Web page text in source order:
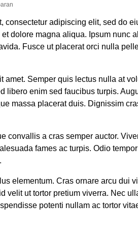
consectetur adipiscing elit, sed do
dolore magna aliqua. Ipsum nunc
Fusce ut placerat orci nulla
amet. Semper quis lectus nulla at
libero enim sed faucibus turpis.
massa placerat duis. Dignissim
convallis a cras semper auctor.
fames ac turpis. Odio
elementum. Cras ornare arcu dui
velit ut tortor pretium viverra. Nec
potenti nullam ac tortor